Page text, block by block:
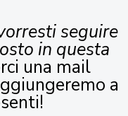
seguire
in questa
una mail
a